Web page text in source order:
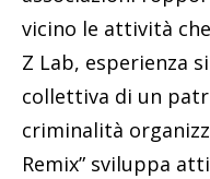
vicino le attività
Z Lab, esperienza
collettiva di un
criminalità
Remix” sviluppa